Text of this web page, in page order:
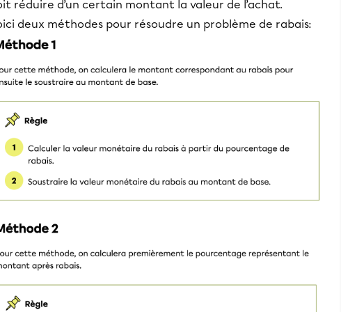
réduire d’un certain montant la valeur de l’achat.
deux méthodes pour résoudre un problème de rabais: